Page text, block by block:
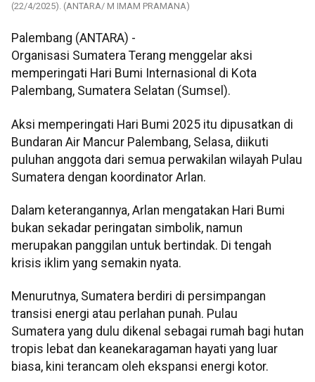
(22/4/2025). (ANTARA/ M IMAM PRAMANA)
Palembang (ANTARA) -
Organisasi Sumatera Terang menggelar aksi
memperingati Hari Bumi Internasional di Kota
Palembang, Sumatera Selatan (Sumsel).
Aksi memperingati Hari Bumi 2025 itu dipusatkan di
Bundaran Air Mancur Palembang, Selasa, diikuti
puluhan anggota dari semua perwakilan wilayah Pulau
Sumatera dengan koordinator Arlan.
Dalam keterangannya, Arlan mengatakan Hari Bumi
bukan sekadar peringatan simbolik, namun
merupakan panggilan untuk bertindak. Di tengah
krisis iklim yang semakin nyata.
Menurutnya, Sumatera berdiri di persimpangan
transisi energi atau perlahan punah. Pulau
Sumatera yang dulu dikenal sebagai rumah bagi hutan
tropis lebat dan keanekaragaman hayati yang luar
biasa, kini terancam oleh ekspansi energi kotor.